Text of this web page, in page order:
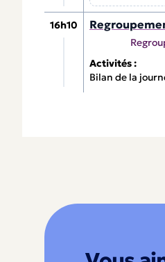
16h10
Activités :
Bilan de la